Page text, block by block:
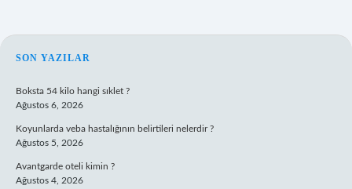
SIDEBAR
SON YAZILAR
Boksta 54 kilo hangi sıklet ?
Ağustos 6, 2026
Koyunlarda veba hastalığının belirtileri nelerdir ?
Ağustos 5, 2026
Avantgarde oteli kimin ?
Ağustos 4, 2026